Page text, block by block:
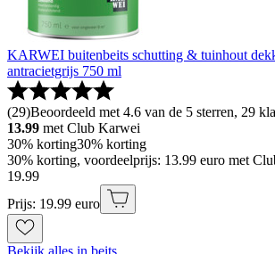
KARWEI buitenbeits schutting & tuinhout
antracietgrijs 750 ml
(29)Beoordeeld met 4.6 van de 5 sterren, 29
13.99 met Club Karwei
30% korting30% korting
30% korting, voordeelprijs: 13.99 euro met
19.99
Prijs: 19.99 euro
Bekijk alles in beits